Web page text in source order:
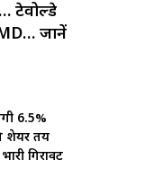
टेवोल्डे
जानें
6.5%
शेयर तय
गिरावट